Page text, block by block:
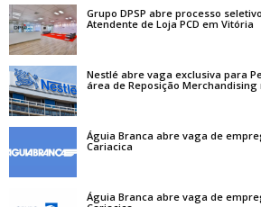
Grupo DPSP abre processo
Atendente de Loja PCD em Vitória
Nestlé abre vaga exclusiva para
área de Reposição Merchandising
Águia Branca abre vaga de
Cariacica
Águia Branca abre vaga de